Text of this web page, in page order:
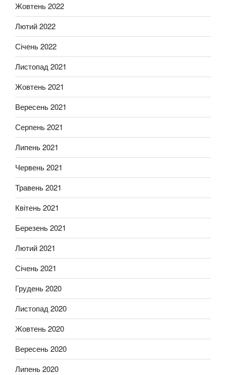
Жовтень 2022
Лютий 2022
Січень 2022
Листопад 2021
Жовтень 2021
Вересень 2021
Серпень 2021
Липень 2021
Червень 2021
Травень 2021
Квітень 2021
Березень 2021
Лютий 2021
Січень 2021
Грудень 2020
Листопад 2020
Жовтень 2020
Вересень 2020
Липень 2020